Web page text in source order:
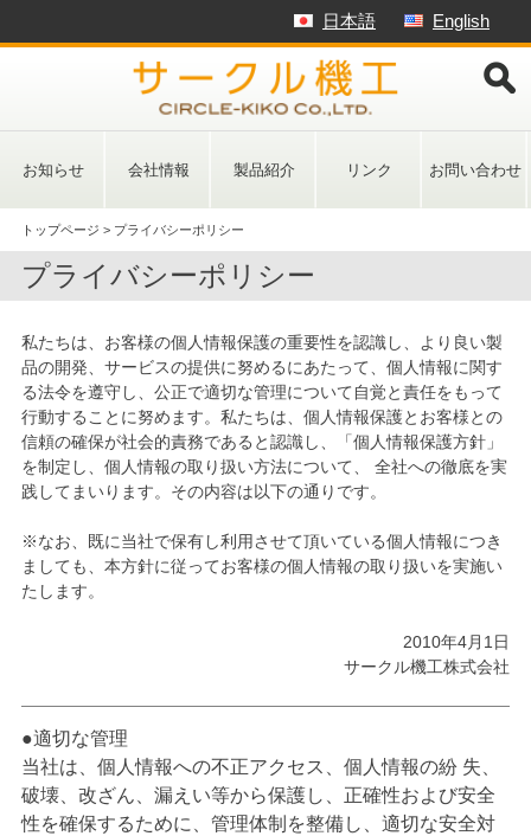
Skip
to
content
English
日本語
お知らせ 会社情報 製品紹介 リンク お問い合わせ
トップページ > プライバシーポリシー
プライバシーポリシー
私たちは、お客様の個人情報保護の重要性を認識し、より良い製
品の開発、サービスの提供に努めるにあたって、個人情報に関す
る法令を遵守し、公正で適切な管理について自覚と責任をもって
行動することに努めます。私たちは、個人情報保護とお客様との
信頼の確保が社会的責務であると認識し、「個人情報保護方針」
を制定し、個人情報の取り扱い方法について、 全社への徹底を実
践してまいります。その内容は以下の通りです。
※なお、既に当社で保有し利用させて頂いている個人情報につき
ましても、本方針に従ってお客様の個人情報の取り扱いを実施い
たします。
2010年4月1日
サークル機工株式会社
適切な管理
当社は、個人情報への不正アクセス、個人情報の紛 失、
破壊、改ざん、漏えい等から保護し、正確性および安全
性を確保するために、管理体制を整備し、適切な安全対